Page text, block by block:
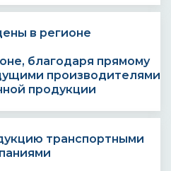
благодаря прямому
производителями
продукции